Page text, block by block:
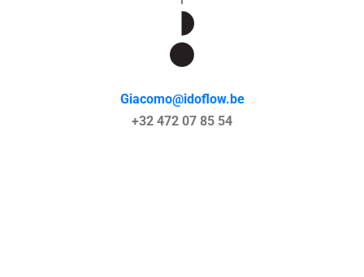
Giacomo@idoflow.be
+32 472 07 85 54